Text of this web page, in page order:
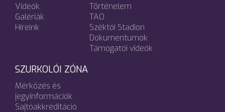
Videók
Galériák
Híreink
Történelem
TAO
Széktói Stadion
Dokumentumok
Támogatói videók
SZURKOLÓI ZÓNA
Mérkőzés és
jegyinformációk
Sajtóakkreditáció